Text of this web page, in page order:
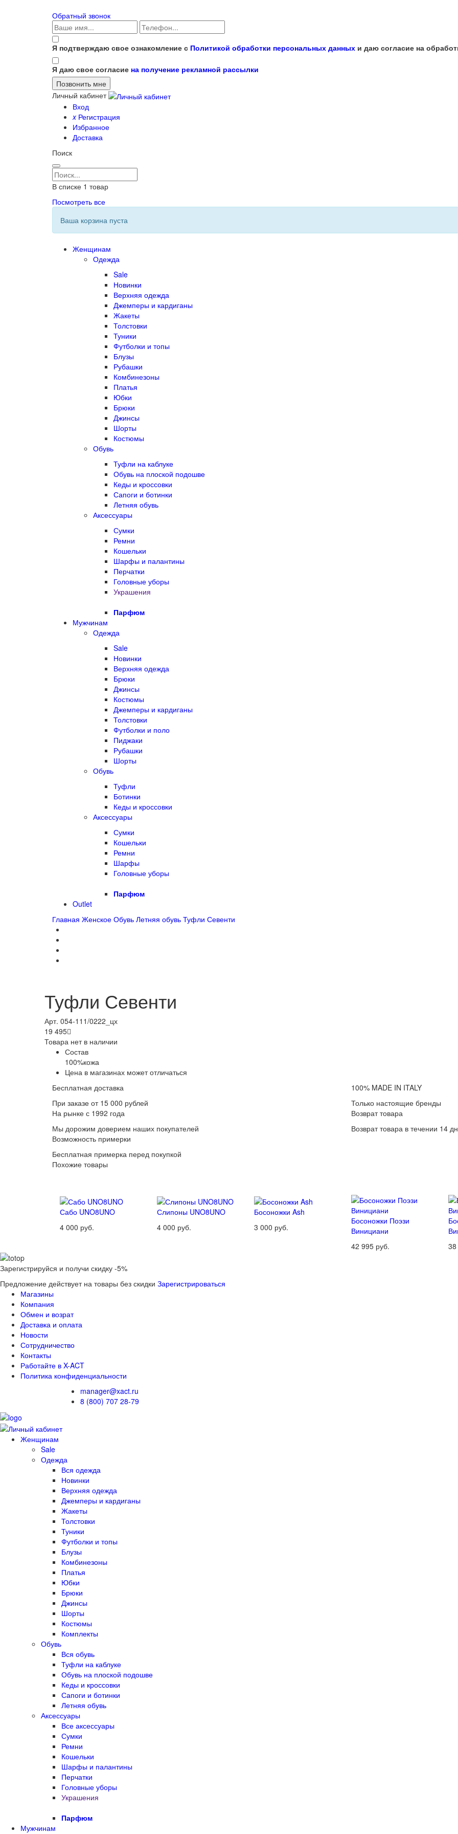
Обратный звонок
Я подтверждаю свое ознакомление с Политикой обработки персональных данных и даю согласие на
Я даю свое согласие на получение рекламной рассылки
Личный кабинет
Вход
xРегистрация
Избранное
Доставка
Поиск
В списке 1 товар
Посмотреть все
Ваша корзина пуста
Женщинам
Одежда
Sale
Новинки
Верхняя одежда
Джемперы и кардиганы
Жакеты
Толстовки
Туники
Футболки и топы
Блузы
Рубашки
Комбинезоны
Платья
Юбки
Брюки
Джинсы
Шорты
Костюмы
Обувь
Туфли на каблуке
Обувь на плоской подошве
Кеды и кроссовки
Сапоги и ботинки
Летняя обувь
Аксессуары
Сумки
Ремни
Кошельки
Шарфы и палантины
Перчатки
Головные уборы
Украшения
Парфюм
Мужчинам
Одежда
Sale
Новинки
Верхняя одежда
Брюки
Джинсы
Костюмы
Джемперы и кардиганы
Толстовки
Футболки и поло
Пиджаки
Рубашки
Шорты
Обувь
Туфли
Ботинки
Кеды и кроссовки
Аксессуары
Сумки
Кошельки
Ремни
Шарфы
Головные уборы
Парфюм
Outlet
Главная Женское Обувь Летняя обувь Туфли Севенти
Туфли Севенти
Арт. 054-111/0222_цх
19 495
Товара нет в наличии
Состав
100%кожа
Цена в магазинах может отличаться
Бесплатная доставка
При заказе от 15 000 рублей
100% MADE IN ITALY
Только настоящие бренды
На рынке с 1992 года
Мы дорожим доверием наших покупателей
Возврат товара
Возврат товара в течении 14
Возможность примерки
Бесплатная примерка перед покупкой
Похожие товары
Сабо UNO8UNO
4 000 руб.
Слипоны UNO8UNO
4 000 руб.
Босоножки Ash
3 000 руб.
Босоножки Поэзи
Винициани
42 995 руб.
Зарегистрируйся и получи скидку -5%
Предложение действует на товары без скидки Зарегистрироваться
Магазины
Компания
Обмен и возрат
Доставка и оплата
Новости
Сотрудничество
Контакты
Работайте в X-ACT
Политика конфиденциальности
manager@xact.ru
8 (800) 707 28-79
Женщинам
Sale
Одежда
Вся одежда
Новинки
Верхняя одежда
Джемперы и кардиганы
Жакеты
Толстовки
Туники
Футболки и топы
Блузы
Комбинезоны
Платья
Юбки
Брюки
Джинсы
Шорты
Костюмы
Комплекты
Обувь
Вся обувь
Туфли на каблуке
Обувь на плоской подошве
Кеды и кроссовки
Сапоги и ботинки
Летняя обувь
Аксессуары
Все аксессуары
Сумки
Ремни
Кошельки
Шарфы и палантины
Перчатки
Головные уборы
Украшения
Парфюм
Мужчинам